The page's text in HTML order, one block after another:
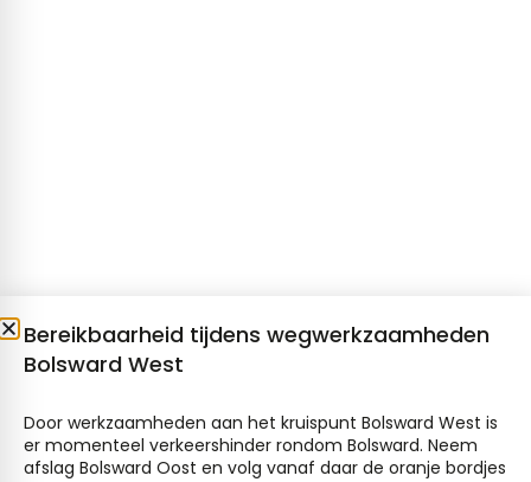
Bereikbaarheid tijdens wegwerkzaamheden
Bolsward West
Door werkzaamheden aan het kruispunt Bolsward West is
er momenteel verkeershinder rondom Bolsward. Neem
afslag Bolsward Oost en volg vanaf daar de oranje bordjes